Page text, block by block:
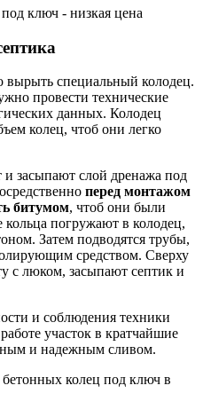
вырыть специальный колодец.
провести технические
данных. Колодец
колец, чтоб они легко
засыпают слой дренажа под
перед монтажом
битумом, чтоб они были
погружают в колодец,
Затем подводятся трубы,
средством. Сверху
с люком, засыпают септик и
и соблюдения техники
участок в кратчайшие
и надежным сливом.